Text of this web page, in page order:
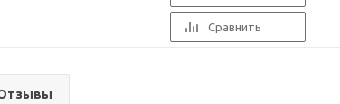
Сравнить